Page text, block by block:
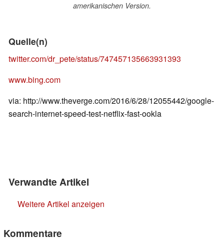
amerikanischen Version.
Quelle(n)
twitter.com/dr_pete/status/747457135663931393
www.bing.com
via: http://www.theverge.com/2016/6/28/12055442/google-
search-internet-speed-test-netflix-fast-ookla
Verwandte Artikel
Weitere Artikel anzeigen
Kommentare